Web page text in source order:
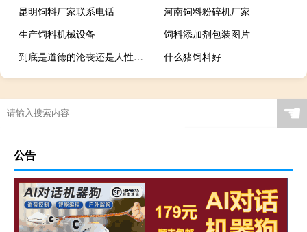
昆明饲料厂家联系电话
河南饲料粉碎机厂家
生产饲料机械设备
饲料添加剂包装图片
到底是道德的沦丧还是人性的扭曲是什么意思什么梗
什么猪饲料好
☚
公告